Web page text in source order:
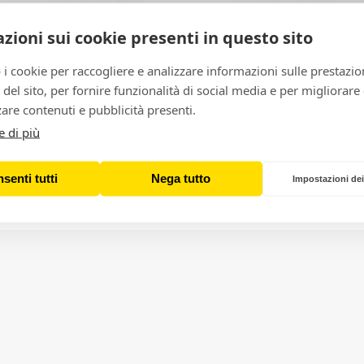
il ruolo delle gallerie
Pierazzini
sui cookie presenti in questo sito
cookie per raccogliere e analizzare informazioni sulle
sito, per fornire funzionalità di social media e per migliorare
contenuti e pubblicità presenti.
di più
tutti Nega tutto Impostazioni